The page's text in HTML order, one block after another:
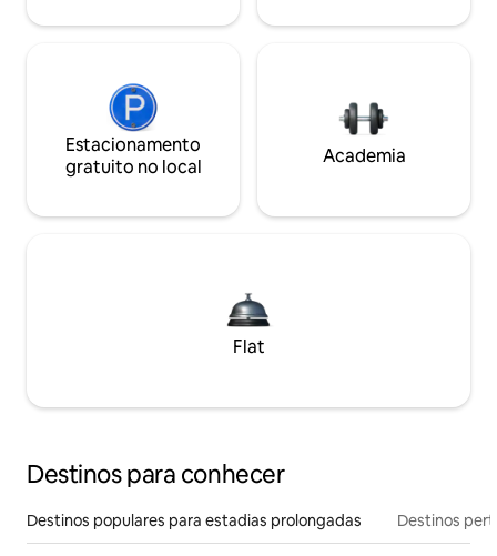
Estacionamento
gratuito no local
Academia
Flat
Destinos para conhecer
Destinos populares para estadias prolongadas Destinos